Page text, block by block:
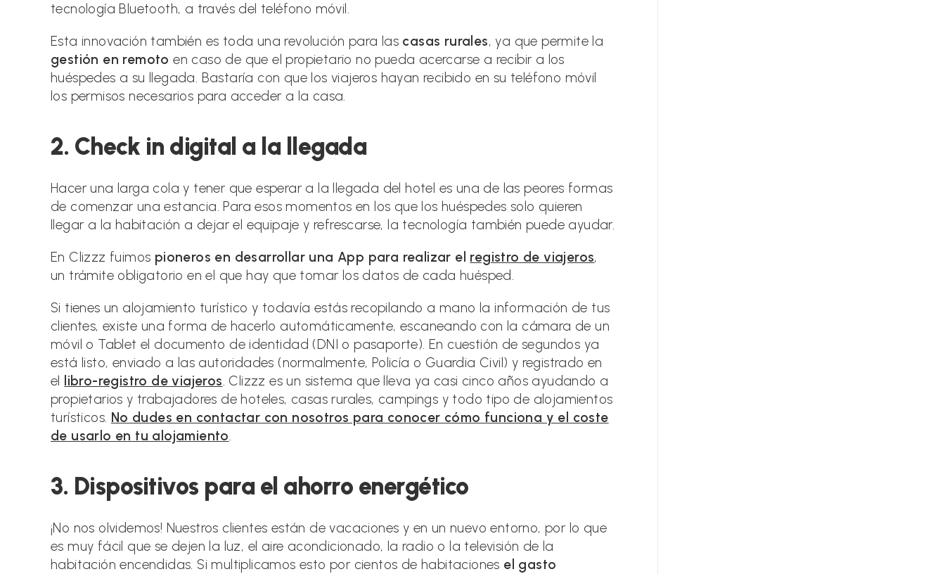
tecnología Bluetooth, a través del teléfono móvil.
Esta innovación también es toda una revolución para las casas rurales, ya que permite la
gestión en remotoen caso de que el propietario no pueda acercarse a recibir a los
huéspedes a su llegada. Bastaría con que los viajeros hayan recibido en su teléfono móvil
los permisos necesarios para acceder a la casa.
2. Check in digital a la llegada
Hacer una larga cola y tener que esperar a la llegada del hotel es una de las peores formas
de comenzar una estancia. Para esos momentos en los que los huéspedes solo quieren
llegar a la habitación a dejar el equipaje y refrescarse, la tecnología también puede ayudar.
En Clizzz fuimos pioneros en desarrollar una App para realizar el registro de viajeros,
un trámite obligatorio en el que hay que tomar los datos de cada huésped.
Si tienes un alojamiento turístico y todavía estás recopilando a mano la información de tus
clientes, existe una forma de hacerlo automáticamente, escaneando con la cámara de un
móvil o Tablet el documento de identidad (DNI o pasaporte). En cuestión de segundos ya
está listo, enviado a las autoridades (normalmente, Policía o Guardia Civil) y registrado en
el libro-registro de viajeros. Clizzz es un sistema que lleva ya casi cinco años ayudando a
propietarios y trabajadores de hoteles, casas rurales, campings y todo tipo de alojamientos
turísticos. No dudes en contactar con nosotros para conocer cómo funciona y el coste
de usarlo en tu alojamiento.
3. Dispositivos para el ahorro energético
¡No nos olvidemos! Nuestros clientes están de vacaciones y en un nuevo entorno, por lo que
es muy fácil que se dejen la luz, el aire acondicionado, la radio o la televisión de la
habitación encendidas. Si multiplicamos esto por cientos de habitaciones el gasto